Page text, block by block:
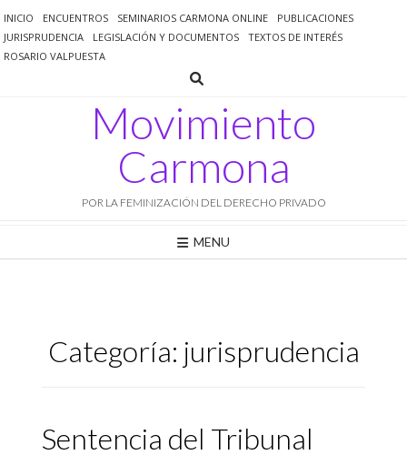
al
contenido
INICIO ENCUENTROS SEMINARIOS CARMONA ONLINE
PUBLICACIONES
JURISPRUDENCIA
LEGISLACIÓN Y DOCUMENTOS
TEXTOS DE INTERÉS
ROSARIO VALPUESTA
Movimiento
Carmona
POR LA FEMINIZACIÓN DEL DERECHO PRIVADO
MENU
Categoría: jurisprudencia
Sentencia del Tribunal